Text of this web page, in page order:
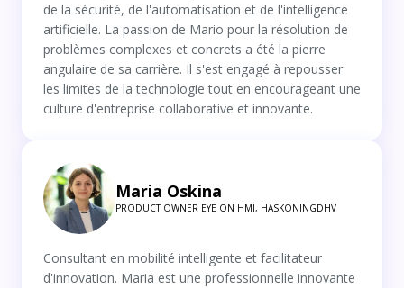
de la sécurité, de l'automatisation et de l'intelligence
artificielle. La passion de Mario pour la résolution de
problèmes complexes et concrets a été la pierre
angulaire de sa carrière. Il s'est engagé à repousser
les limites de la technologie tout en encourageant une
culture d'entreprise collaborative et innovante.
Maria Oskina
PRODUCT OWNER EYE ON HMI, HASKONINGDHV
Consultant en mobilité intelligente et facilitateur
d'innovation. Maria est une professionnelle innovante